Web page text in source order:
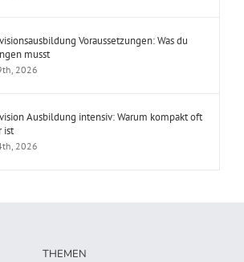
Voraussetzungen: Was du
musst
2026
Ausbildung intensiv: Warum kompakt oft
ist
2026
THEMEN